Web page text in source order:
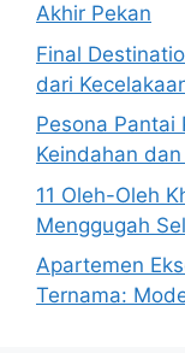
Akhir Pekan
Final
dari
Pesona Pantai
Keindahan
11 Oleh-Oleh
Menggugah
Apartemen
Ternama: